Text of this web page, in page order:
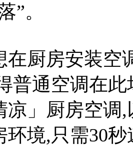
”。
在厨房安装空
普通空调在
凉」厨房空调
环境,只需30